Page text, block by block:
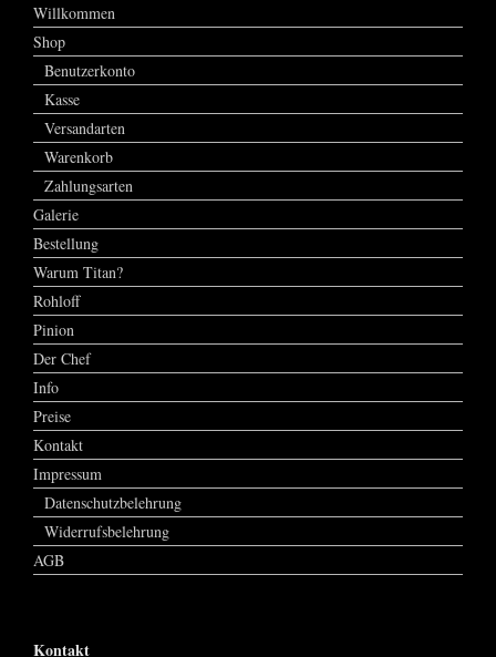
Willkommen
Shop
Benutzerkonto
Kasse
Versandarten
Warenkorb
Zahlungsarten
Galerie
Bestellung
Warum Titan?
Rohloff
Pinion
Der Chef
Info
Preise
Kontakt
Impressum
Datenschutzbelehrung
Widerrufsbelehrung
AGB
Kontakt